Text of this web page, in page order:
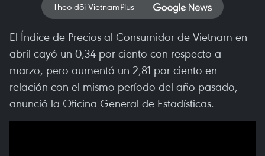
Theo dõi VietnamPlus
El Índice de Precios al Consumidor de Vietnam en
abril cayó un 0,34 por ciento con respecto a
marzo, pero aumentó un 2,81 por ciento en
relación con el mismo período del año pasado,
anunció la Oficina General de Estadísticas.